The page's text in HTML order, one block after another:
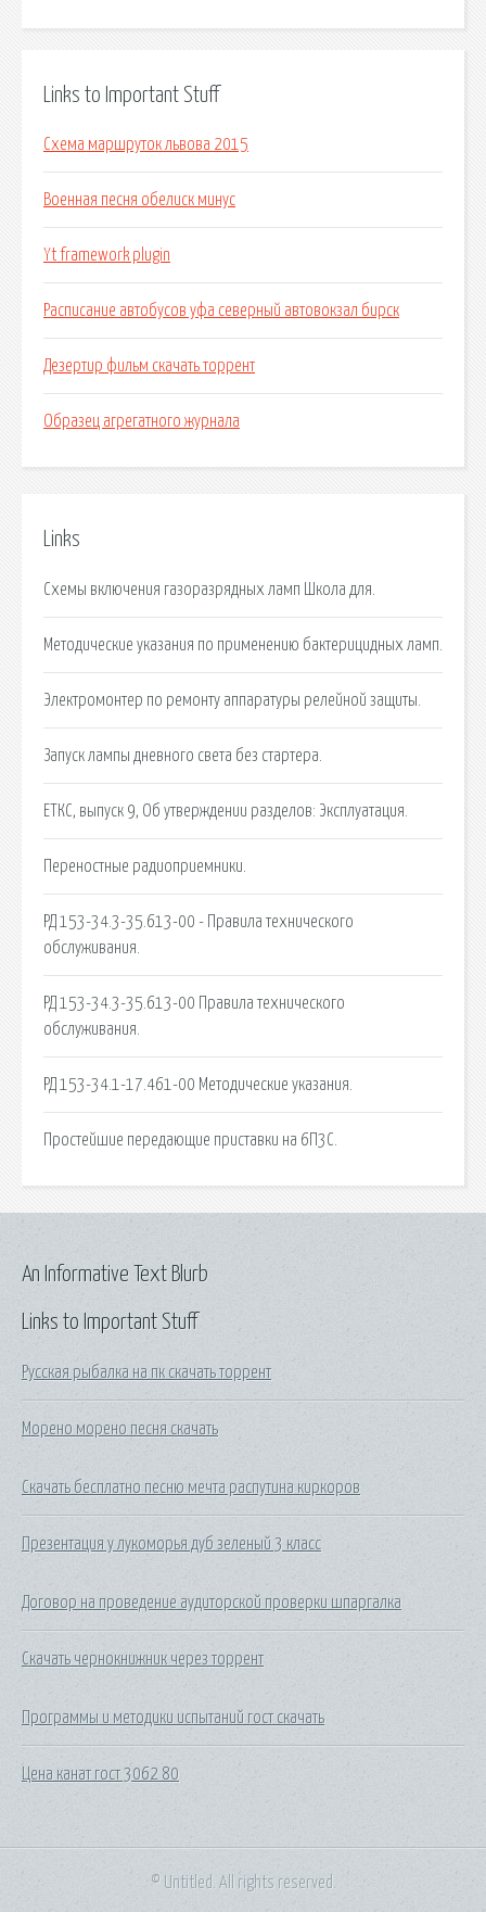
Links to Important Stuff
Схема маршруток львова 2015
Военная песня обелиск минус
Yt framework plugin
Расписание автобусов уфа северный автовокзал бирск
Дезертир фильм скачать торрент
Образец агрегатного журнала
Links
Схемы включения газоразрядных ламп Школа для.
Методические указания по применению бактерицидных ламп.
Электромонтер по ремонту аппаратуры релейной защиты.
Запуск лампы дневного света без стартера.
ЕТКС, выпуск 9, Об утверждении разделов: Эксплуатация.
Переностные радиоприемники.
РД 153-34.3-35.613-00 - Правила технического
обслуживания.
РД 153-34.3-35.613-00 Правила технического
обслуживания.
РД 153-34.1-17.461-00 Методические указания.
Простейшие передающие приставки на 6П3С.
Links to Important Stuff
Русская рыбалка на пк скачать торрент
Морено морено песня скачать
Скачать бесплатно песню мечта распутина киркоров
Презентация у лукоморья дуб зеленый 3 класс
Договор на проведение аудиторской проверки шпаргалка
Скачать чернокнижник через торрент
Программы и методики испытаний гост скачать
Цена канат гост 3062 80
An Informative Text Blurb
© Untitled. All rights reserved.